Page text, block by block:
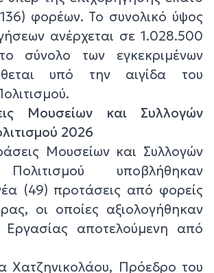
φορέων. Το συνολικό ύψος
ανέρχεται σε 1.028.500
σύνολο των εγκεκριμένων
υπό την αιγίδα του
και Συλλογών
2026
Μουσείων και Συλλογών
υποβλήθηκαν
(49) προτάσεις από φορείς
οι οποίες αξιολογήθηκαν
αποτελούμενη από
Πρόεδρο του